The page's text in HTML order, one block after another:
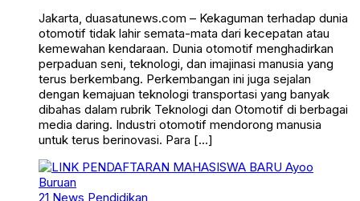
Jakarta, duasatunews.com – Kekaguman terhadap dunia
otomotif tidak lahir semata-mata dari kecepatan atau
kemewahan kendaraan. Dunia otomotif menghadirkan
perpaduan seni, teknologi, dan imajinasi manusia yang
terus berkembang. Perkembangan ini juga sejalan
dengan kemajuan teknologi transportasi yang banyak
dibahas dalam rubrik Teknologi dan Otomotif di berbagai
media daring. Industri otomotif mendorong manusia
untuk terus berinovasi. Para […]
21 News Pendidikan